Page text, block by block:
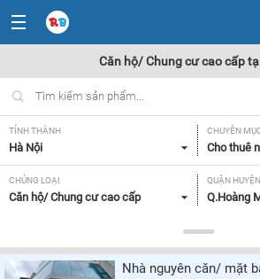
Căn hộ/ Chung cư cao cấp
TỈNH THÀNH
Hà Nội
CHUYÊN
Cho thuê
CHỦNG LOẠI
Căn hộ/ Chung cư cao cấp
QUẬN HUYỆN
Q.Hoàng
Tất cả
DIỆN TÍCH
Tất cả
Nhà nguyên căn/ mặt